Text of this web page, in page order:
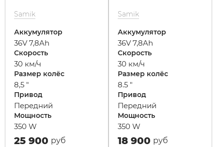
Samik
Аккумулятор
36V 7,8Ah
Скорость
30 км/ч
Размер колёс
8,5 "
Привод
Передний
Мощность
350 W
25 900 руб
Samik
Аккумулятор
36V 7,8Ah
Скорость
30 км/ч
Размер колёс
8.5 "
Привод
Передний
Мощность
350 W
18 900 руб